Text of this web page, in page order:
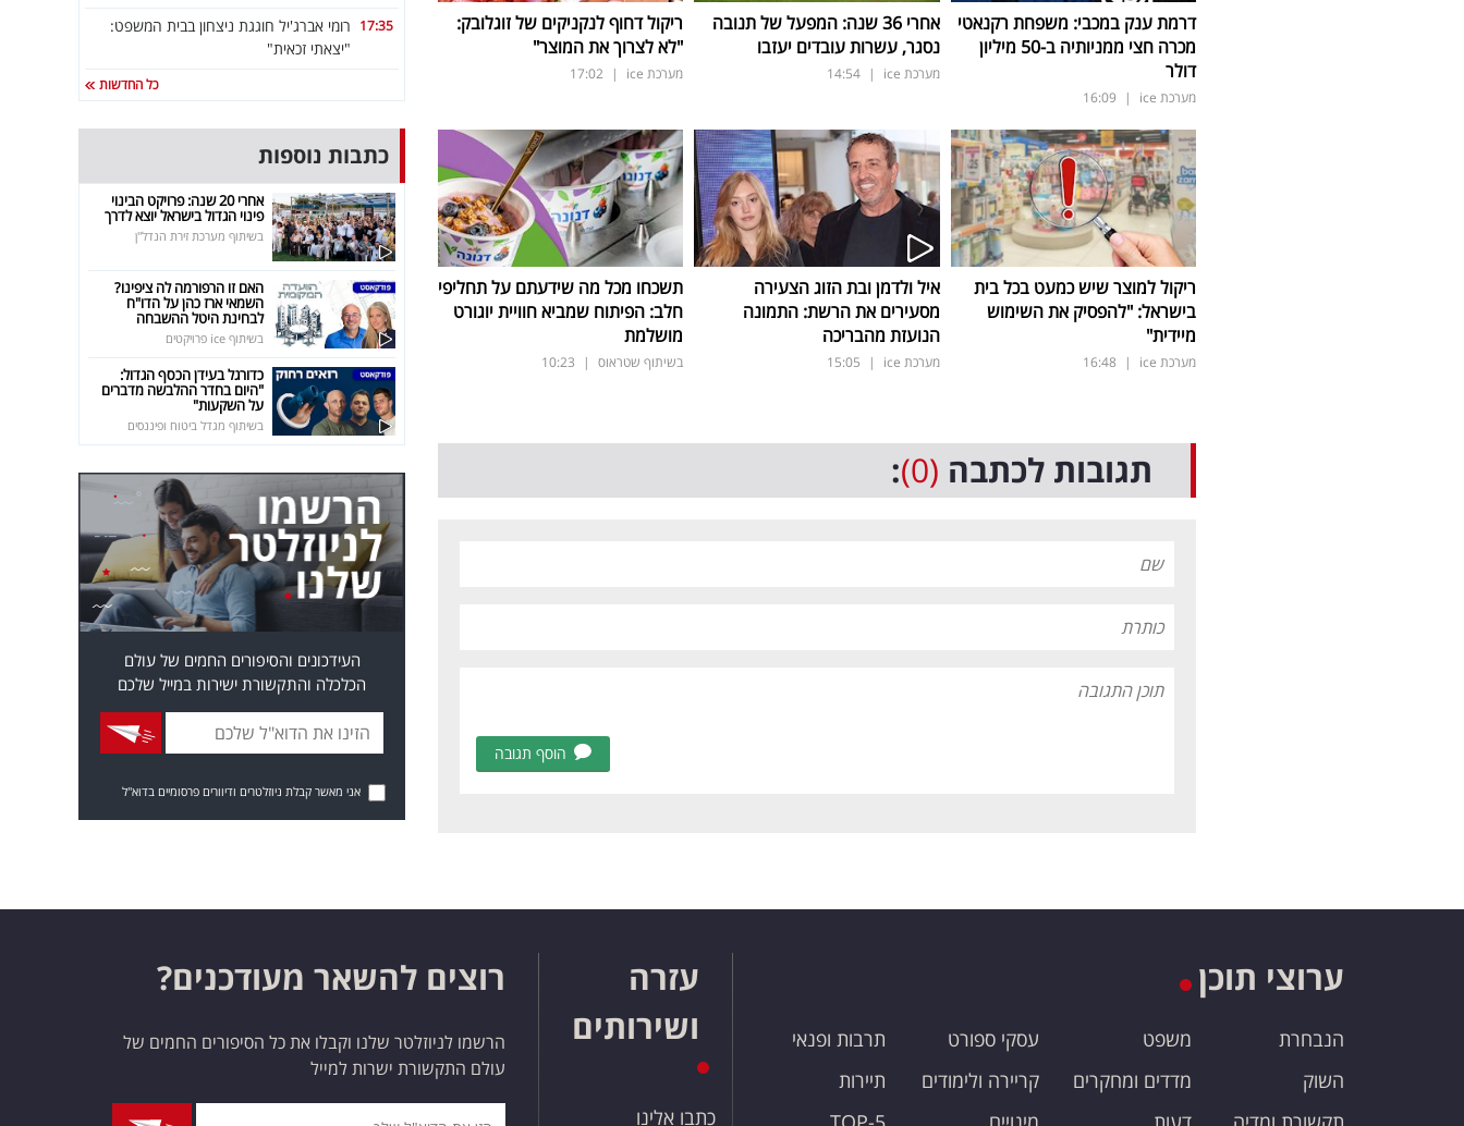
דרמת ענק במכבי: משפחת רקנאטי
מכרה חצי ממניותיה ב-50 מיליון
דולר
מערכת ice |
16:09
אחרי 36 שנה: המפעל של תנובה
נסגר, עשרות עובדים יעזבו
מערכת ice |
14:54
ריקול דחוף לנקניקים של זוגלובק:
"לא לצרוך את המוצר"
מערכת ice |
17:02
ריקול למוצר שיש כמעט בכל בית
בישראל: "להפסיק את השימוש
מיידית"
מערכת ice |
16:48
איל ולדמן ובת הזוג הצעירה
מסעירים את הרשת: התמונה
הנועזת מהבריכה
מערכת ice |
15:05
תשכחו מכל מה שידעתם על תחליפי
חלב: הפיתוח שמביא חוויית יוגורט
מושלמת
בשיתוף שטראוס |
10:23
תגובות לכתבה (0)
:
הוסף תגובה
17:35 רומי אברג'יל חוגגת ניצחון בבית המשפט:
"יצאתי זכאית"
כל החדשות
כתבות נוספות
אחרי 20 שנה: פרויקט הבינוי
פינוי הגדול בישראל יוצא לדרך
בשיתוף מערכת זירת הנדל"ן
האם זו הרפורמה לה ציפינו?
השמאי ארז כהן על הדו"ח
לבחינת היטל ההשבחה
בשיתוף ice פרויקטים
כדורגל בעידן הכסף הגדול:
"היום בחדר ההלבשה מדברים
על השקעות"
בשיתוף מגדל ביטוח ופיננסים
העידכונים והסיפורים החמים של עולם
הכלכלה והתקשורת ישירות במייל שלכם
אני מאשר קבלת ניוזלטרים ודיוורים פרסומיים בדוא"ל
ערוצי תוכן
הנבחרת
השוק
משפט
מדדים ומחקרים
עסקי ספורט
קריירה ולימודים
תרבות ופנאי
תיירות
עזרה
ושירותים
כתבו אלינו
רוצים להשאר מעודכנים?
הרשמו לניוזלטר שלנו וקבלו את כל הסיפורים החמים של
עולם התקשורת ישרות למייל